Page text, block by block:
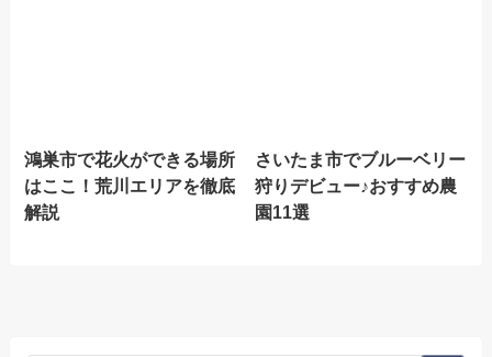
鴻巣市で花火ができる場所
はここ！荒川エリアを徹底
解説
さいたま市でブルーベリー
狩りデビュー♪おすすめ農
園11選